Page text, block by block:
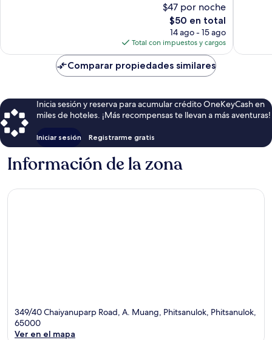
$47 por noche
El
precio
actual
es
de
$50
$50 en total
14 ago - 15 ago
Total con impuestos y cargos
Comparar propiedades similares
Inicia sesión y reserva para acumular crédito OneKeyCash en
miles de hoteles. ¡Más recompensas te llevan a más aventuras!
Iniciar sesión Registrarme gratis
Información de la zona
349/40 Chaiyanuparp Road, A. Muang, Phitsanulok, Phitsanulok,
65000
Ver en el mapa